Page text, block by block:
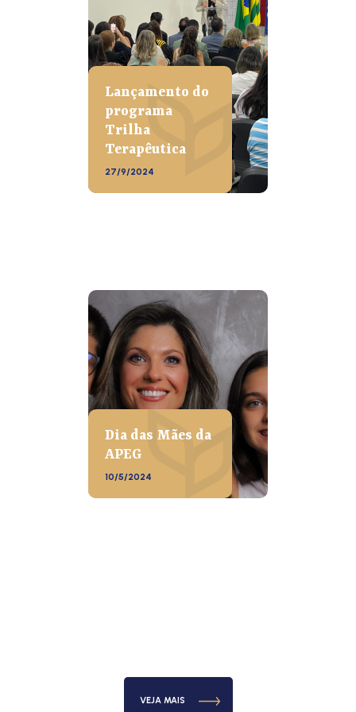
Lançamento do
programa
Trilha
Terapêutica
27/9/2024
Dia das Mães da
APEG
10/5/2024
VEJA MAIS